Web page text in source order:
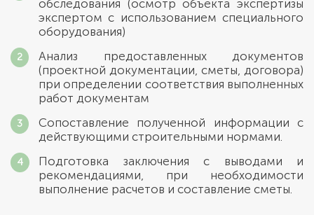
обследования (осмотр объекта экспертизы
экспертом с использованием специального
оборудования)
Анализ предоставленных документов
(проектной документации, сметы, договора)
при определении соответствия выполненных
работ документам
Сопоставление полученной информации с
действующими строительными нормами.
Подготовка заключения с выводами и
рекомендациями, при необходимости
выполнение расчетов и составление сметы.